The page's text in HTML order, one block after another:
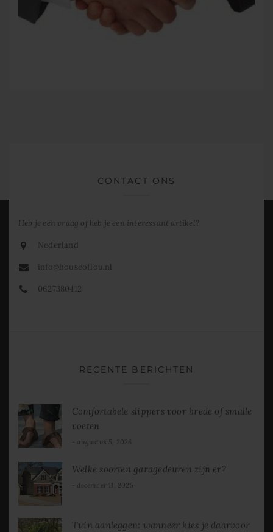
CONTACT ONS
Heb je een vraag of heb je een interessant artikel?
Nederland
info@houseoflou.nl
0627380412
RECENTE BERICHTEN
Comfortabele slippers voor brede of smalle
voeten
augustus 5, 2026
Welke soorten garagedeuren zijn er?
december 11, 2025
Tuin aanleggen: wanneer kies je daarvoor